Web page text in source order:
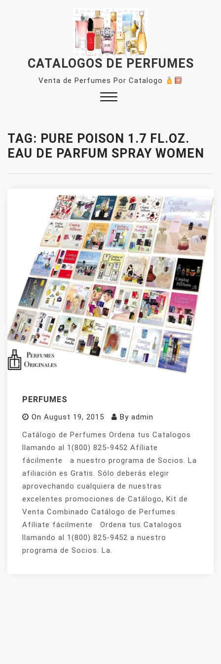
CATALOGOS DE PERFUMES
Venta de Perfumes Por Catalogo
TAG: PURE POISON 1.7 FL.OZ.
EAU DE PARFUM SPRAY WOMEN
PERFUMES
On August 19, 2015 By admin
Catálogo de Perfumes Ordena tus Catalogos
llamando al 1(800) 825-9452 Afíliate
fácilmente a nuestro programa de Socios. La
afiliación es Gratis. Sólo deberás elegir
aprovechando cualquiera de nuestras
excelentes promociones de Catálogo, Kit de
Venta Combinado Catálogo de Perfumes
Afíliate fácilmente Ordena tus Catalogos
llamando al 1(800) 825-9452 a nuestro
programa de Socios. La.